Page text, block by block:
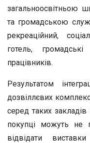
загальноосвітньою
та громадською
рекреаційний,
готель,
працівників.
Результатом
дозвіллєвих
серед таких закладів
покупці можуть не
відвідати